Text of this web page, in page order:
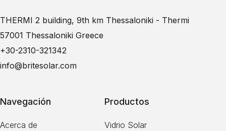
THERMI 2 building, 9th km Thessaloniki - Thermi
57001 Thessaloniki Greece
+30-2310-321342
info@britesolar.com
Navegación
Acerca de
Productos
Vidrio Solar